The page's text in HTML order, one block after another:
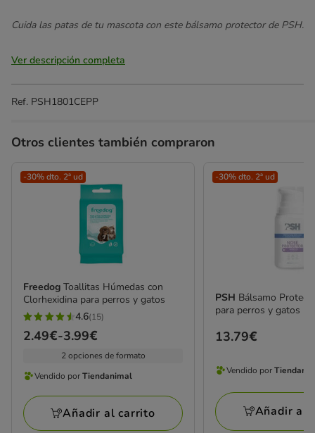
Cuida las patas de tu mascota con este bálsamo protector de PSH.
Ver descripción completa
Ref. PSH1801CEPP
Otros clientes también compraron
-30% dto. 2ª ud
Freedog Toallitas Húmedas con
Clorhexidina para perros y gatos
4.6
estrellas
15
opiniones
4.6(15)
Precio
2.49€
3.99€
2.49€-3.99€
2 opciones de formato
Vendido
por
Tiendanimal
Vendido porTiendanimal
Añadir al carrito
-30% dto. 2ª ud
PSH Bálsamo
para perros y gatos
Precio
13.79€
Vendido
por
Tiendanimal
Vendido por
Añadir al